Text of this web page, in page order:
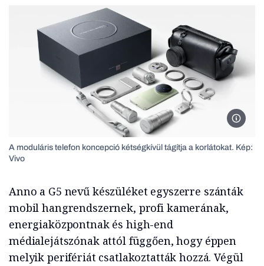
A
A moduláris telefon koncepció kétségkívül tágítja a korlátokat. Kép:
Vivo
Anno a G5 nevű készüléket egyszerre szánták
mobil hangrendszernek, profi kamerának,
energiaközpontnak és high-end
médialejátszónak attól függően, hogy éppen
melyik perifériát csatlakoztatták hozzá. Végül